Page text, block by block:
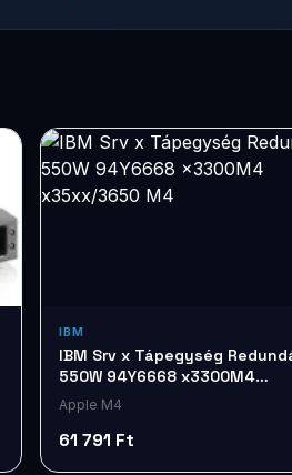
IBM
IBM Srv x Tápegység
550W 94Y6668 x3300M4
x35xx/3650 M4
Apple M4
61 791 Ft